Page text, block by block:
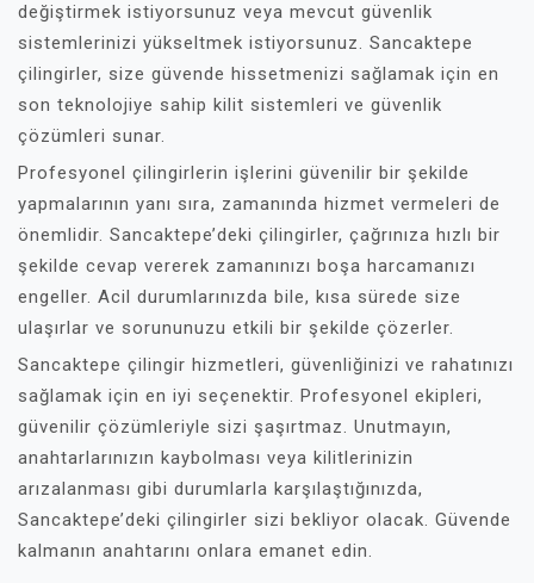
değiştirmek istiyorsunuz veya mevcut güvenlik
sistemlerinizi yükseltmek istiyorsunuz. Sancaktepe
çilingirler, size güvende hissetmenizi sağlamak için en
son teknolojiye sahip kilit sistemleri ve güvenlik
çözümleri sunar.
Profesyonel çilingirlerin işlerini güvenilir bir şekilde
yapmalarının yanı sıra, zamanında hizmet vermeleri de
önemlidir. Sancaktepe’deki çilingirler, çağrınıza hızlı bir
şekilde cevap vererek zamanınızı boşa harcamanızı
engeller. Acil durumlarınızda bile, kısa sürede size
ulaşırlar ve sorununuzu etkili bir şekilde çözerler.
Sancaktepe çilingir hizmetleri, güvenliğinizi ve rahatınızı
sağlamak için en iyi seçenektir. Profesyonel ekipleri,
güvenilir çözümleriyle sizi şaşırtmaz. Unutmayın,
anahtarlarınızın kaybolması veya kilitlerinizin
arızalanması gibi durumlarla karşılaştığınızda,
Sancaktepe’deki çilingirler sizi bekliyor olacak. Güvende
kalmanın anahtarını onlara emanet edin.